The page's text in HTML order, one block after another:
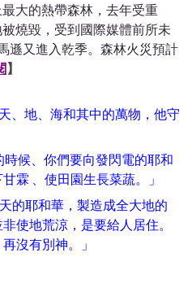
大的熱帶森林，去年受重
燒毀，受到國際媒體前所未
遜又進入乾季。森林火災預計
】
、地、海和其中的萬物，他守
時候、你們要向發閃電的耶和
霖 、使田園生長菜蔬。」
天的耶和華，製造成全大地的
使地荒涼，是要給人居住。
沒有別神。」